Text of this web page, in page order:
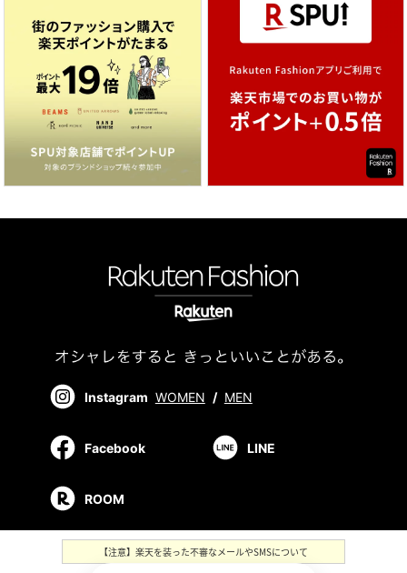
Instagram WOMEN / MEN
Facebook LINE
ROOM
【注意】楽天を装った不審なメールやSMSについて